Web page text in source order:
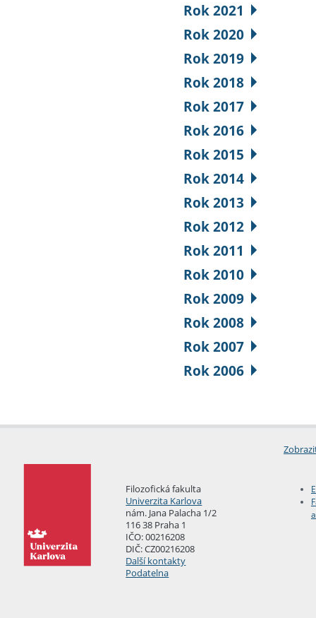
Rok 2021
Rok 2020
Rok 2019
Rok 2018
Rok 2017
Rok 2016
Rok 2015
Rok 2014
Rok 2013
Rok 2012
Rok 2011
Rok 2010
Rok 2009
Rok 2008
Rok 2007
Rok 2006
Filozofická fakulta
Univerzita Karlova
nám. Jana Palacha 1/2
116 38 Praha 1
IČO: 00216208
DIČ: CZ00216208
Další kontakty
Podatelna